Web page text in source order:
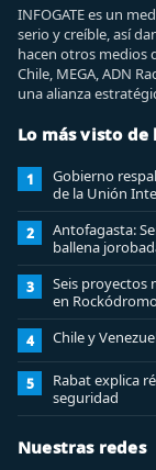
INFOGATE es un
serio y creíble, así
hacen otros medios
Chile, MEGA, ADN
una alianza
Lo más visto de
1
Gobierno
de la Unión
2
Antofagasta:
ballena
3
Seis proyectos
en
4 Chile y
5
Rabat explica
seguridad
Nuestras redes